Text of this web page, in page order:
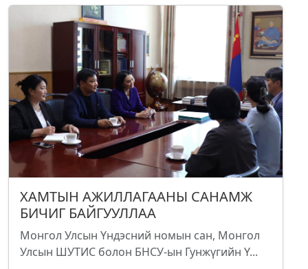
ХАМТЫН АЖИЛЛАГААНЫ САНАМЖ
БИЧИГ БАЙГУУЛЛАА
Монгол Улсын Үндэсний номын сан, Монгол
Улсын ШУТИС болон БНСУ-ын Гунжүгийн Ү...